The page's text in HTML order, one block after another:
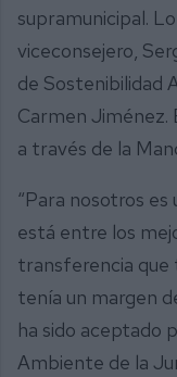
supramunicipal.
viceconsejero,
de Sostenibilidad
Carmen Jiménez.
a través de la
“Para nosotros
está entre los
transferencia que
tenía un margen
ha sido aceptado
Ambiente de la